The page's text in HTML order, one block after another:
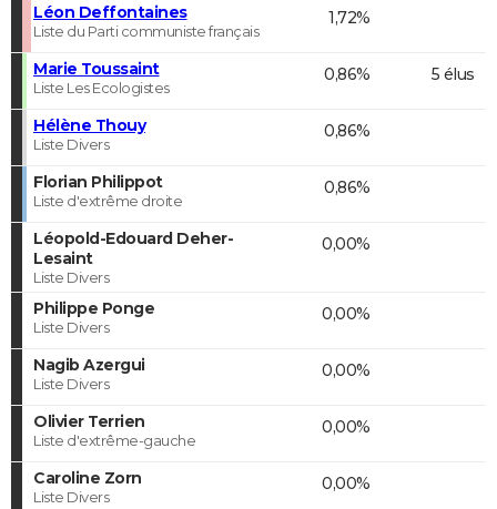
Léon Deffontaines
Liste du Parti communiste français
1,72%
Marie Toussaint
Liste Les Ecologistes
0,86% 5 élus
Hélène Thouy
Liste Divers
0,86%
Florian Philippot
Liste d'extrême droite
0,86%
Léopold-Edouard Deher-
Lesaint
Liste Divers
0,00%
Philippe Ponge
Liste Divers
0,00%
Nagib Azergui
Liste Divers
0,00%
Olivier Terrien
Liste d'extrême-gauche
0,00%
Caroline Zorn
Liste Divers
0,00%